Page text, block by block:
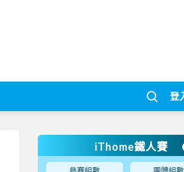
登
iThome鐵人賽
參賽組數 團體組數